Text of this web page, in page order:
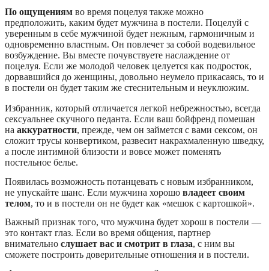
По ощущениям во время поцелуя также можно
предположить, каким будет мужчина в постели. Поцелуй с
уверенным в себе мужчиной будет нежным, гармоничным и
одновременно властным. Он повлечет за собой водевильное
возбуждение. Вы вместе почувствуете наслаждение от
поцелуя. Если же молодой человек целуется как подросток,
дорвавшийся до женщины, довольно неумело прикасаясь, то и
в постели он будет таким же стеснительным и неуклюжим.
Избранник, который отличается легкой небрежностью, всегда
сексуальнее скучного педанта. Если ваш бойфренд помешан
на аккуратности, прежде, чем он займется с вами сексом, он
сложит трусы конвертиком, развесит накрахмаленную шведку,
а после интимной близости и вовсе может поменять
постельное белье.
Появилась возможность потанцевать с новым избранником,
не упускайте шанс. Если мужчина хорошо владеет своим
телом, то и в постели он не будет как «мешок с картошкой».
Важный признак того, что мужчина будет хорош в постели —
это контакт глаз. Если во время общения, партнер
внимательно слушает вас и смотрит в глаза, с ним вы
сможете построить доверительные отношения и в постели.